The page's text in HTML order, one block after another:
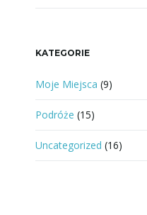
KATEGORIE
Moje Miejsca (9)
Podróże (15)
Uncategorized (16)